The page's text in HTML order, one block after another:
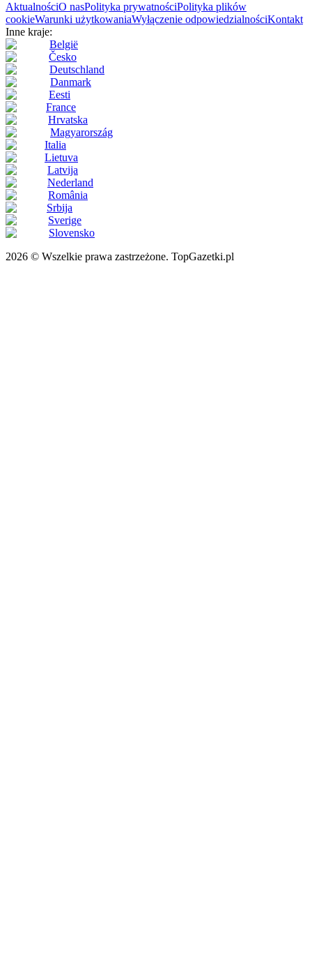
AktualnościO nasPolityka prywatnościPolityka plików
cookieWarunki użytkowaniaWyłączenie odpowiedzialnościKontakt
Inne kraje:
België
Česko
Deutschland
Danmark
Eesti
France
Hrvatska
Magyarország
Italia
Lietuva
Latvija
Nederland
România
Srbija
Sverige
Slovensko
2026 © Wszelkie prawa zastrzeżone. TopGazetki.pl